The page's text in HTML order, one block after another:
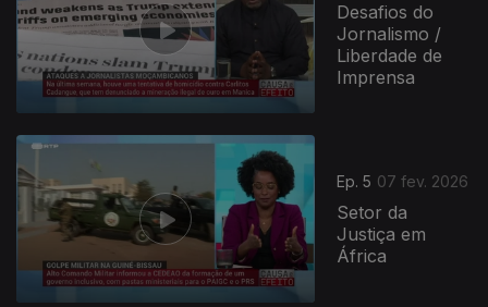
Desafios do
Jornalismo /
Liberdade de
Imprensa
Ep. 5 07 fev. 2026
Setor da
Justiça em
África